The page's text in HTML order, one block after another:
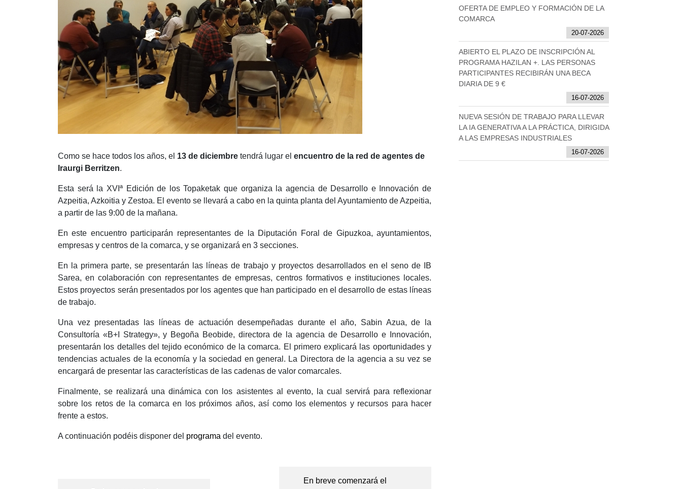
Como se hace todos los años, el 13 de diciembre tendrá lugar el encuentro de la red de agentes de
Iraurgi Berritzen.
Esta será la XVIª Edición de los Topaketak que organiza la agencia de Desarrollo e Innovación de
Azpeitia, Azkoitia y Zestoa. El evento se llevará a cabo en la quinta planta del Ayuntamiento de Azpeitia,
a partir de las 9:00 de la mañana.
En este encuentro participarán representantes de la Diputación Foral de Gipuzkoa, ayuntamientos,
empresas y centros de la comarca, y se organizará en 3 secciones.
En la primera parte, se presentarán las líneas de trabajo y proyectos desarrollados en el seno de IB
Sarea, en colaboración con representantes de empresas, centros formativos e instituciones locales.
Estos proyectos serán presentados por los agentes que han participado en el desarrollo de estas líneas
de trabajo.
Una vez presentadas las líneas de actuación desempeñadas durante el año, Sabin Azua, de la
Consultoría «B+I Strategy», y Begoña Beobide, directora de la agencia de Desarrollo e Innovación,
presentarán los detalles del tejido económico de la comarca. El primero explicará las oportunidades y
tendencias actuales de la economía y la sociedad en general. La Directora de la agencia a su vez se
encargará de presentar las características de las cadenas de valor comarcales.
Finalmente, se realizará una dinámica con los asistentes al evento, la cual servirá para reflexionar
sobre los retos de la comarca en los próximos años, así como los elementos y recursos para hacer
frente a estos.
A continuación podéis disponer del programa del evento.
En breve comenzará el
OFERTA DE EMPLEO Y FORMACIÓN DE LA
COMARCA
20-07-2026
ABIERTO EL PLAZO DE INSCRIPCIÓN AL
PROGRAMA HAZILAN +. LAS PERSONAS
PARTICIPANTES RECIBIRÁN UNA BECA
DIARIA DE 9 €
16-07-2026
NUEVA SESIÓN DE TRABAJO PARA LLEVAR
LA IA GENERATIVA A LA PRÁCTICA, DIRIGIDA
A LAS EMPRESAS INDUSTRIALES
16-07-2026